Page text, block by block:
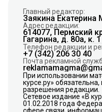
Главный редактор:
Заякина Екатерина
Адрес редакции:
614077, Пермский
Гагарина, д. 80а, к. 1
Телефон редакции и
+7 (342) 206 30 40
Почта рекламной
При использовании
курсе.ру»
разрешения редакции.
Сетевое издание «В
01.02.2018 года
сфере связи,